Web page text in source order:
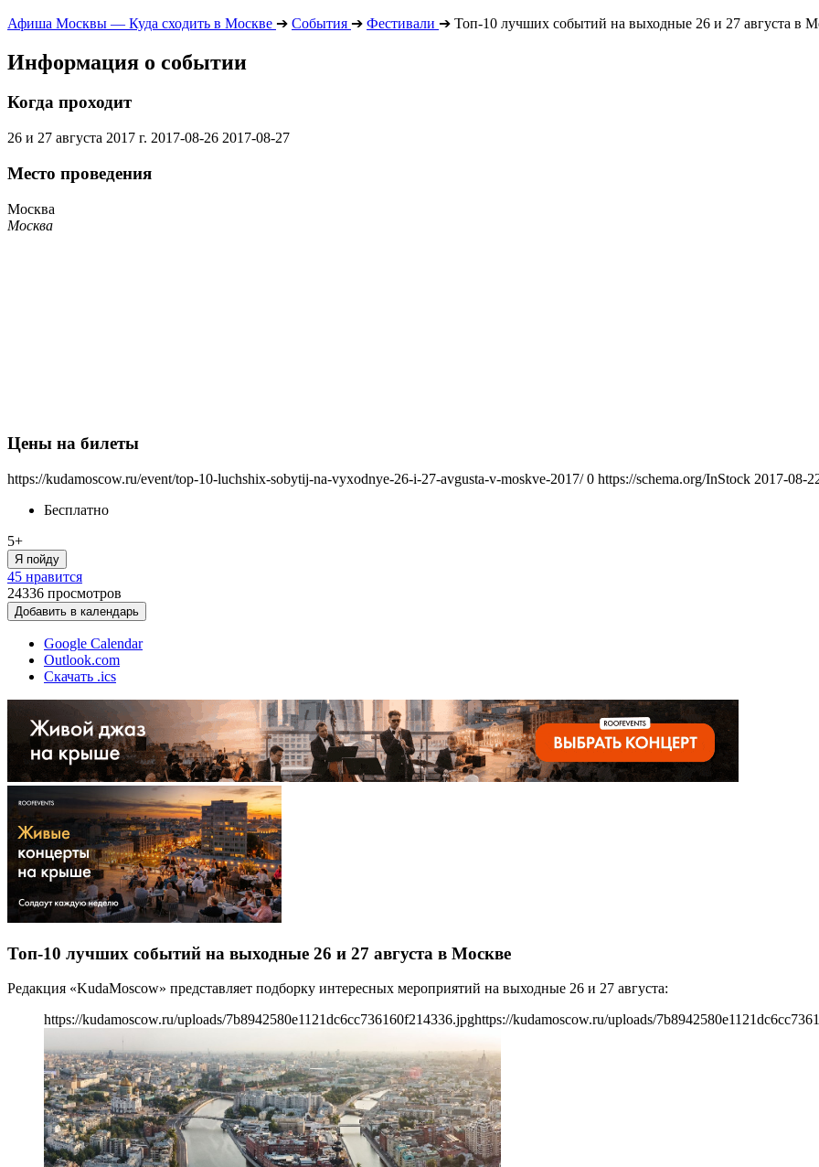
Афиша Москвы — Куда сходить в Москве ➔ События ➔ Фестивали ➔ Топ-10 лучших событий на выходные 26 и 27 августа в
Информация о событии
Когда проходит
26 и 27 августа 2017 г. 2017-08-26 2017-08-27
Место проведения
Москва
Москва
Цены на билеты
https://kudamoscow.ru/event/top-10-luchshix-sobytij-na-vyxodnye-26-i-27-avgusta-v-moskve-2017/ 0 https://schema.org/InStock 2017-08-
Бесплатно
5+
Я пойду
45 нравится
24336 просмотров
Добавить в календарь
Google Calendar
Outlook.com
Скачать .ics
Топ-10 лучших событий на выходные 26 и 27 августа в Москве
Редакция «KudaMoscow» представляет подборку интересных мероприятий на выходные 26 и 27 августа:
https://kudamoscow.ru/uploads/7b8942580e1121dc6cc736160f214336.jpghttps://kudamoscow.ru/uploads/